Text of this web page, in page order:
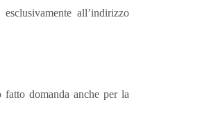
all’indirizzo
domanda anche per la